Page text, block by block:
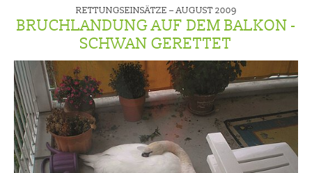
RETTUNGSEINSÄTZE –AUGUST 2009
BRUCHLANDUNG AUF DEM BALKON -
SCHWAN GERETTET